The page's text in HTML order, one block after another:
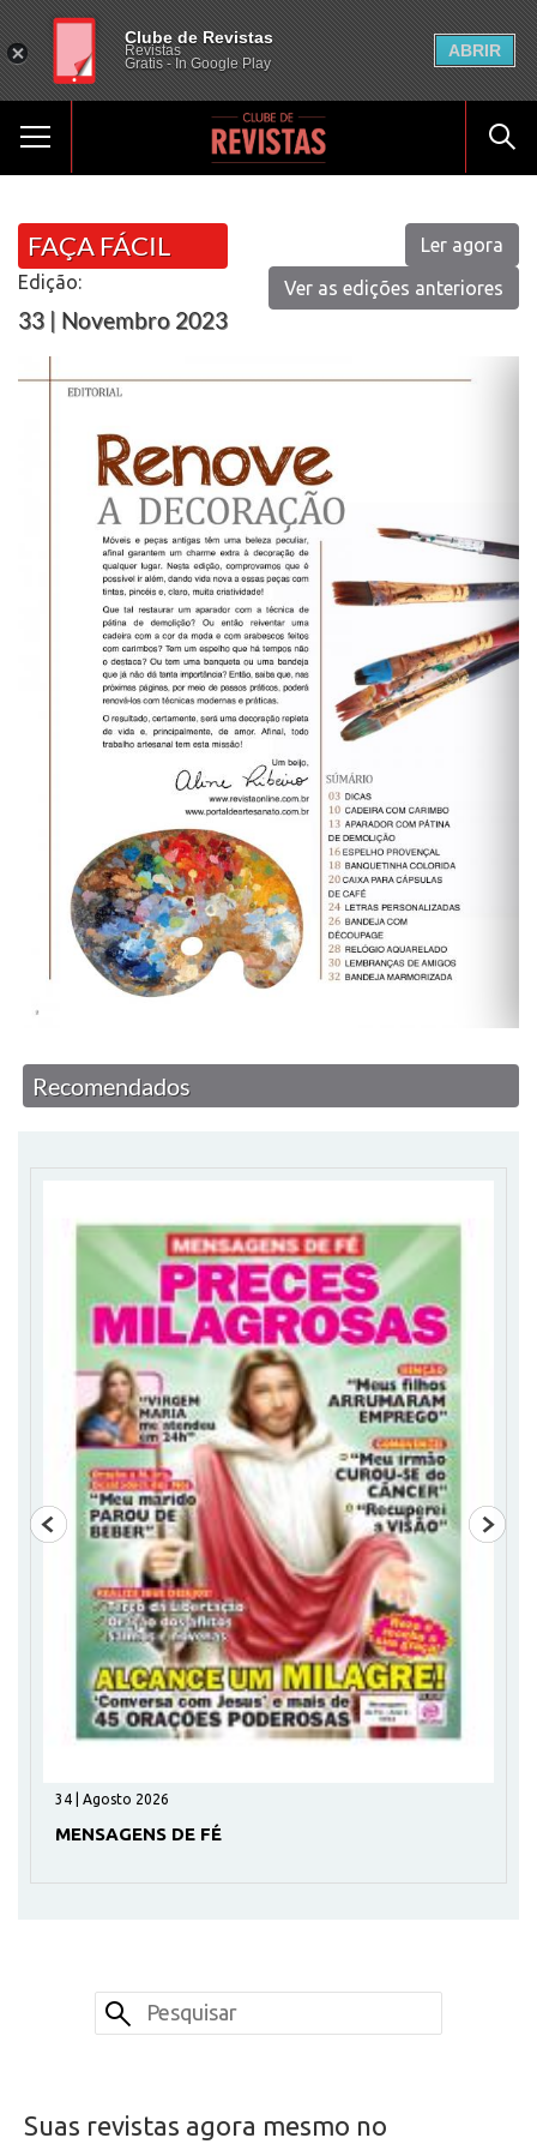
FAÇA FÁCIL
Edição:
33 | Novembro 2023
Ler agora
Ver as edições anteriores
Recomendados
34 | Agosto 2026
MENSAGENS DE FÉ
Suas revistas agora mesmo no
Clube de Revistas
Revistas
Gratis - In Google Play
ABRIR